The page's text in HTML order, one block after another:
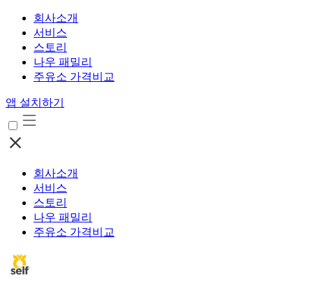
회사소개
서비스
스토리
나우 패밀리
주유소 가격비교
앱 설치하기
회사소개
서비스
스토리
나우 패밀리
주유소 가격비교